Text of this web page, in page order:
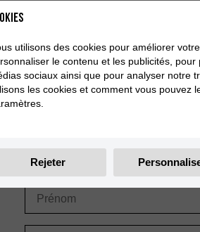
utilisons des cookies pour améliorer
le contenu et les publicités,
sociaux ainsi que pour analyser notre
les cookies et comment vous pouvez
Rejeter